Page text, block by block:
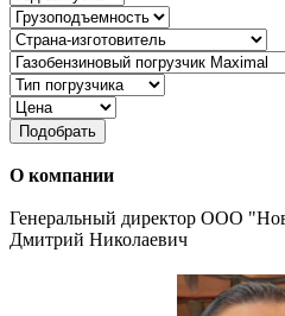
Подобрать
О компании
Генеральный директор ООО
Дмитрий Николаевич